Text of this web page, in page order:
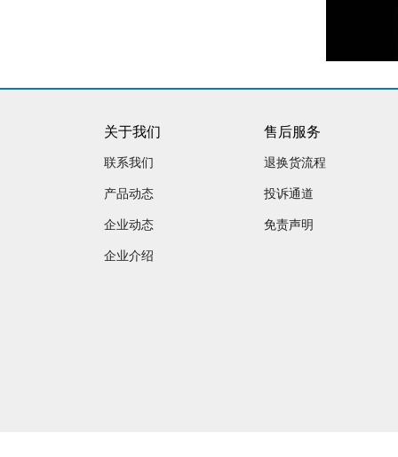
关于我们
联系我们
产品动态
企业动态
企业介绍
售后服务
退换货流程
投诉通道
免责声明